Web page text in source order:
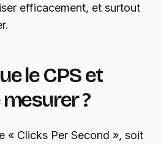
efficacement, et surtout
le CPS et
?
« Clicks Per Second », soit